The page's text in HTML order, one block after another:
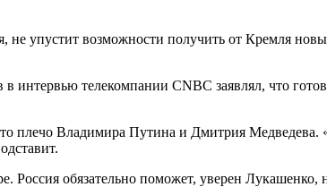
упустит возможности получить от Кремля
телекомпании CNBC заявлял, что
плечо Владимира Путина и Дмитрия
обязательно поможет, уверен